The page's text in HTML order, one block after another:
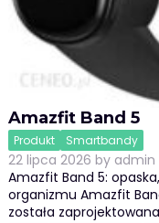
Amazfit Band 5
Produkt Smartbandy
22 lipca 2026 by admin
Amazfit Band 5:
organizmu Amazfit
została